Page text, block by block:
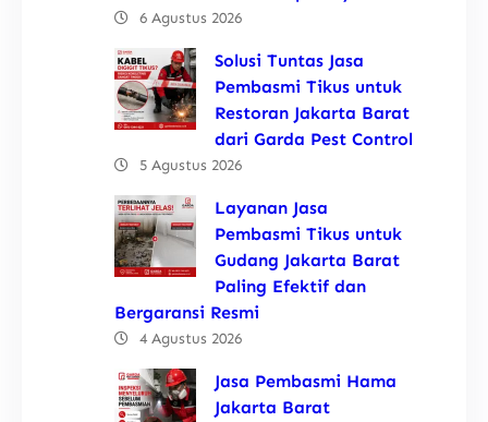
6 Agustus 2026
Solusi Tuntas Jasa
Pembasmi Tikus untuk
Restoran Jakarta Barat
dari Garda Pest Control
5 Agustus 2026
Layanan Jasa
Pembasmi Tikus untuk
Gudang Jakarta Barat
Paling Efektif dan
Bergaransi Resmi
4 Agustus 2026
Jasa Pembasmi Hama
Jakarta Barat